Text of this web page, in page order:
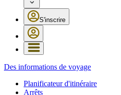
S'inscrire
Des informations de voyage
Planificateur d'itinéraire
Arrêts